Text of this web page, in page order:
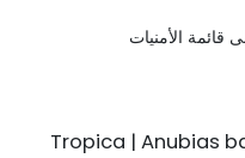
قائمة الأمنيات
Tropica | Anubias